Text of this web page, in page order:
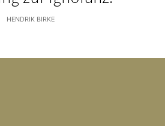
HENDRIK BIRKE